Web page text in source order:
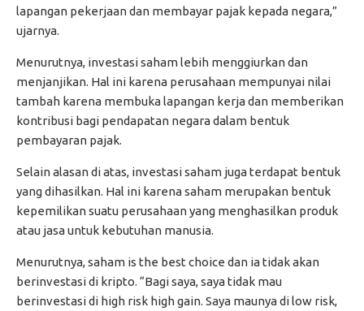
lapangan pekerjaan dan membayar pajak kepada negara,”
ujarnya.
Menurutnya, investasi saham lebih menggiurkan dan
menjanjikan. Hal ini karena perusahaan mempunyai nilai
tambah karena membuka lapangan kerja dan memberikan
kontribusi bagi pendapatan negara dalam bentuk
pembayaran pajak.
Selain alasan di atas, investasi saham juga terdapat bentuk
yang dihasilkan. Hal ini karena saham merupakan bentuk
kepemilikan suatu perusahaan yang menghasilkan produk
atau jasa untuk kebutuhan manusia.
Menurutnya, saham is the best choice dan ia tidak akan
berinvestasi di kripto. “Bagi saya, saya tidak mau
berinvestasi di high risk high gain. Saya maunya di low risk,